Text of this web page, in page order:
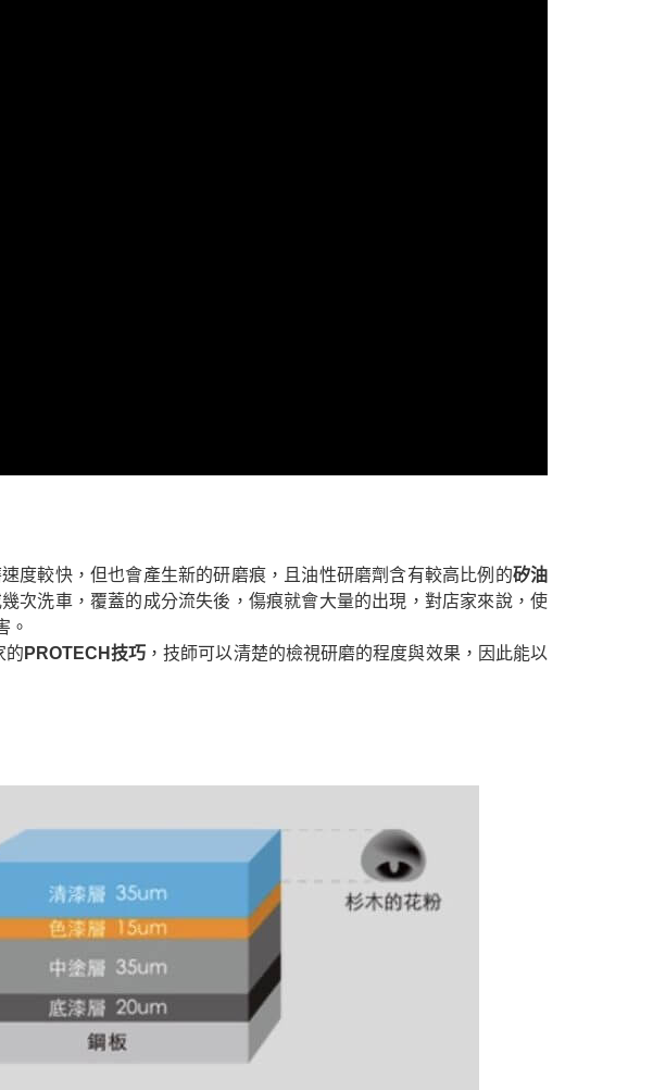
度較快，但也會產生新的研磨痕，且油性研磨劑含有較高比例的矽油
次洗車，覆蓋的成分流失後，傷痕就會大量的出現，對店家來說，使
。
的 PROTECH技巧 ，技師可以清楚的檢視研磨的程度與效果，因此能以